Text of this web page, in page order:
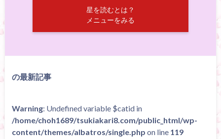
星を読むとは？
メニューをみる
の最新記事
Warning: Undefined variable $catid in
/home/choh1689/tsukiakari8.com/public_html/wp-
content/themes/albatros/single.php on line 119